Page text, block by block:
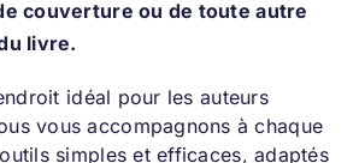
couverture ou de toute autre
livre.
idéal pour les auteurs
vous accompagnons à chaque
simples et efficaces, adaptés